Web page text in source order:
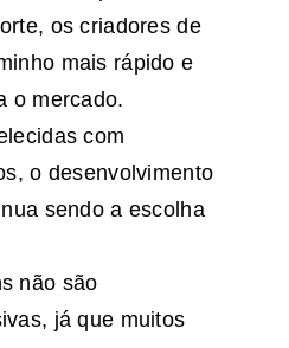
os criadores de
mais rápido e
o mercado.
com
o desenvolvimento
sendo a escolha
não são
já que muitos